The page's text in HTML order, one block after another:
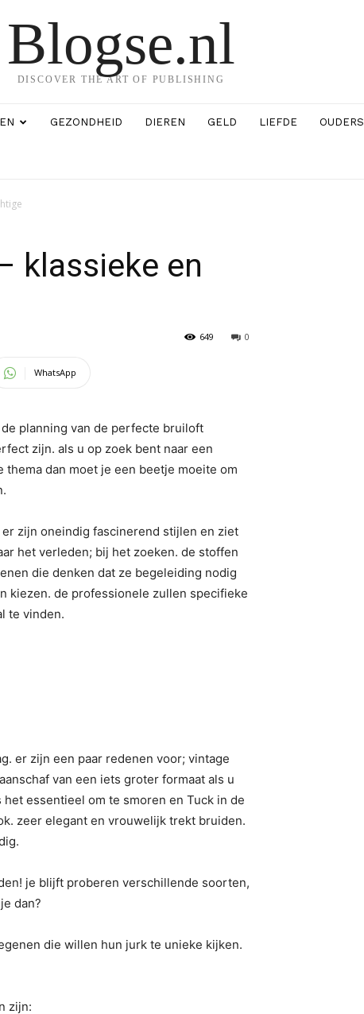
Blogse.nl
DISCOVER THE ART OF PUBLISHING
GEZONDHEID DIEREN GELD LIEFDE OUDERS
klassieke en
0
649
WhatsApp
planning van de perfecte bruiloft
zijn. als u op zoek bent naar een
dan moet je een beetje moeite om
zijn oneindig fascinerend stijlen en ziet
het verleden; bij het zoeken. de stoffen
die denken dat ze begeleiding nodig
kiezen. de professionele zullen specifieke
te vinden.
er zijn een paar redenen voor; vintage
van een iets groter formaat als u
essentieel om te smoren en Tuck in de
zeer elegant en vrouwelijk trekt bruiden.
je blijft proberen verschillende soorten,
dan?
die willen hun jurk te unieke kijken.
zijn: